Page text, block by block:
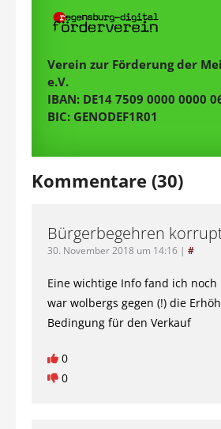
Verein zur Förderung der
e.V.
IBAN: DE14 7509 0000 0000
BIC: GENODEF1R01
Kommentare (30)
Bürgerbegehren
30. November 2018 um 14:16 | #
Eine wichtige Info fand ich
war wolbergs gegen (!) die
Bedingung für den Verkauf
0
0